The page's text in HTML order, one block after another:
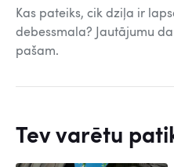
Kas pateiks, cik dziļa ir
debessmala? Jautājumu
pašam.
Tev varētu